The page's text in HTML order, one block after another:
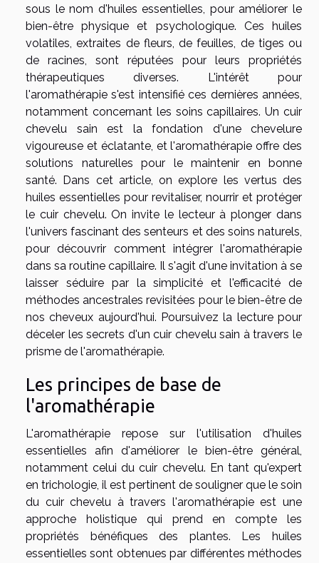
sous le nom d'huiles essentielles, pour améliorer le
bien-être physique et psychologique. Ces huiles
volatiles, extraites de fleurs, de feuilles, de tiges ou
de racines, sont réputées pour leurs propriétés
thérapeutiques diverses. L'intérêt pour
l'aromathérapie s'est intensifié ces dernières années,
notamment concernant les soins capillaires. Un cuir
chevelu sain est la fondation d'une chevelure
vigoureuse et éclatante, et l'aromathérapie offre des
solutions naturelles pour le maintenir en bonne
santé. Dans cet article, on explore les vertus des
huiles essentielles pour revitaliser, nourrir et protéger
le cuir chevelu. On invite le lecteur à plonger dans
l'univers fascinant des senteurs et des soins naturels,
pour découvrir comment intégrer l'aromathérapie
dans sa routine capillaire. Il s'agit d'une invitation à se
laisser séduire par la simplicité et l'efficacité de
méthodes ancestrales revisitées pour le bien-être de
nos cheveux aujourd'hui. Poursuivez la lecture pour
déceler les secrets d'un cuir chevelu sain à travers le
prisme de l'aromathérapie.
Les principes de base de
l'aromathérapie
L'aromathérapie repose sur l'utilisation d'huiles
essentielles afin d'améliorer le bien-être général,
notamment celui du cuir chevelu. En tant qu'expert
en trichologie, il est pertinent de souligner que le soin
du cuir chevelu à travers l'aromathérapie est une
approche holistique qui prend en compte les
propriétés bénéfiques des plantes. Les huiles
essentielles sont obtenues par différentes méthodes